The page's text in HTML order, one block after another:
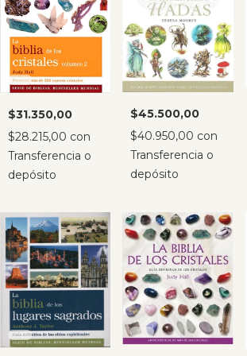
$31.350,00
$28.215,00 con
Transferencia o
depósito
$45.500,00
$40.950,00 con
Transferencia o
depósito